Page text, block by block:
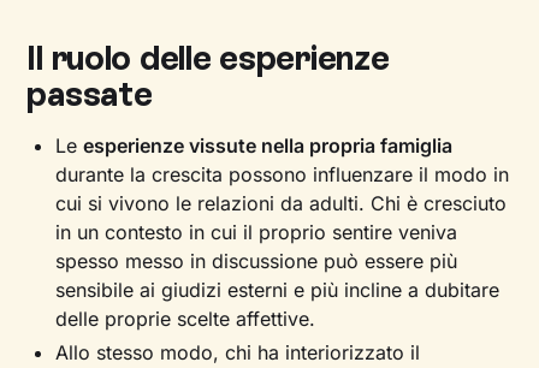
Il ruolo delle esperienze
passate
Leesperienze vissute nella propria famiglia
durante la crescita possono influenzare il modo in
cui si vivono le relazioni da adulti. Chi è cresciuto
in un contesto in cui il proprio sentire veniva
spesso messo in discussione può essere più
sensibile ai giudizi esterni e più incline a dubitare
delle proprie scelte affettive.
Allo stesso modo, chi ha interiorizzato il